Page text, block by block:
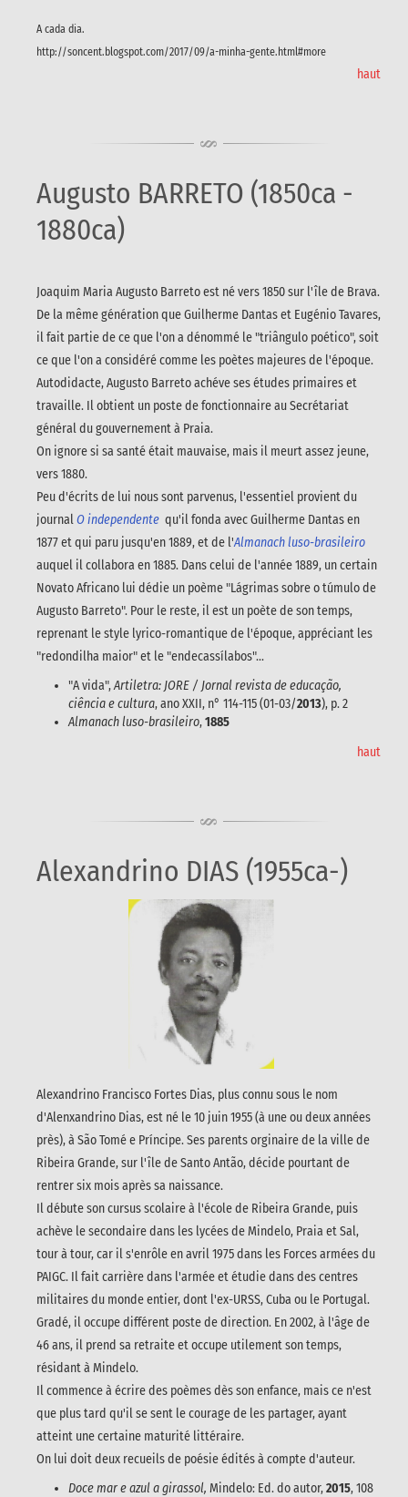
A cada dia.
http://soncent.blogspot.com/2017/09/a-minha-gente.html#more
haut
Augusto BARRETO (1850ca -
1880ca)
Joaquim Maria Augusto Barreto est né vers 1850 sur l'île de Brava.
De la même génération que Guilherme Dantas et Eugénio Tavares,
il fait partie de ce que l'on a dénommé le "triângulo poético", soit
ce que l'on a considéré comme les poètes majeures de l'époque.
Autodidacte, Augusto Barreto achéve ses études primaires et
travaille. Il obtient un poste de fonctionnaire au Secrétariat
général du gouvernement à Praia.
On ignore si sa santé était mauvaise, mais il meurt assez jeune,
vers 1880.
Peu d'écrits de lui nous sont parvenus, l'essentiel provient du
journalO independente qu'il fonda avec Guilherme Dantas en
1877 et qui paru jusqu'en 1889, et de l'Almanach luso-brasileiro
auquel il collabora en 1885. Dans celui de l'année 1889, un certain
Novato Africano lui dédie un poème "Lágrimas sobre o túmulo de
Augusto Barreto". Pour le reste, il est un poète de son temps,
reprenant le style lyrico-romantique de l'époque, appréciant les
"redondilha maior" et le "endecassílabos"...
"A vida",Artiletra: JORE / Jornal revista de educação,
ciência e cultura, ano XXII, n° 114-115 (01-03/2013), p. 2
Almanach luso-brasileiro,1885
haut
Alexandrino DIAS (1955ca-)
Alexandrino Francisco Fortes Dias, plus connu sous le nom
d'Alenxandrino Dias, est né le 10 juin 1955 (à une ou deux années
près), à São Tomé e Príncipe. Ses parents orginaire de la ville de
Ribeira Grande, sur l'île de Santo Antão, décide pourtant de
rentrer six mois après sa naissance.
Il débute son cursus scolaire à l'école de Ribeira Grande, puis
achève le secondaire dans les lycées de Mindelo, Praia et Sal,
tour à tour, car il s'enrôle en avril 1975 dans les Forces armées du
PAIGC. Il fait carrière dans l'armée et étudie dans des centres
militaires du monde entier, dont l'ex-URSS, Cuba ou le Portugal.
Gradé, il occupe différent poste de direction. En 2002, à l'âge de
46 ans, il prend sa retraite et occupe utilement son temps,
résidant à Mindelo.
Il commence à écrire des poèmes dès son enfance, mais ce n'est
que plus tard qu'il se sent le courage de les partager, ayant
atteint une certaine maturité littéraire.
On lui doit deux recueils de poésie édités à compte d'auteur.
Doce mar e azul a girassol, Mindelo: Ed. do autor,2015, 108